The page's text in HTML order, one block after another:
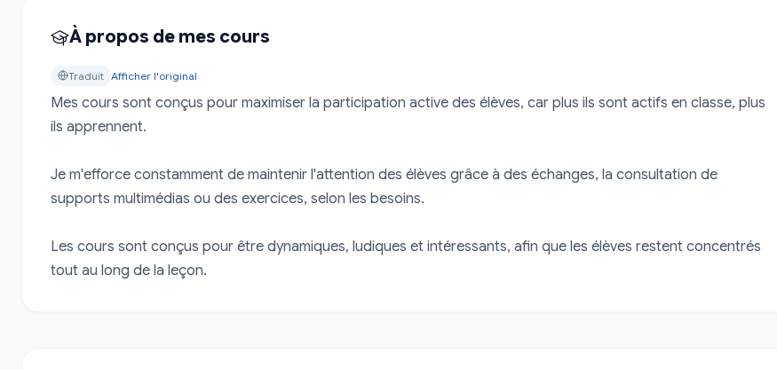
À propos de mes cours
Traduit Afficher l'original
Mes cours sont conçus pour maximiser la participation active des élèves, car plus ils sont actifs en classe, plus
ils apprennent.
Je m'efforce constamment de maintenir l'attention des élèves grâce à des échanges, la consultation de
supports multimédias ou des exercices, selon les besoins.
Les cours sont conçus pour être dynamiques, ludiques et intéressants, afin que les élèves restent concentrés
tout au long de la leçon.